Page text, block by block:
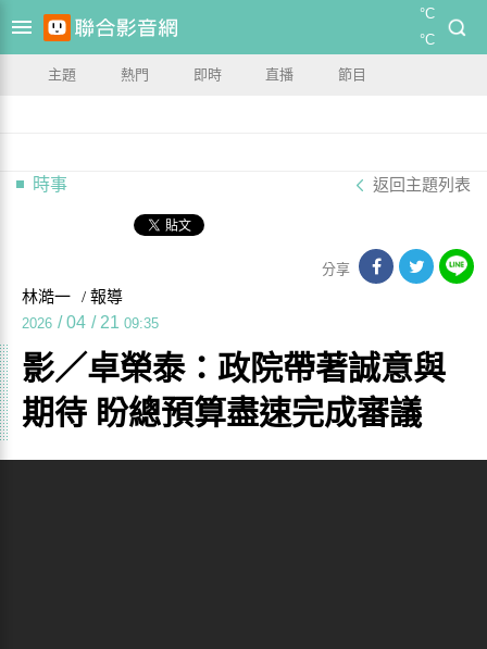
°C
°C
主題 熱門 即時 直播 節目
時事 返回主題列表
分享
林澔一 / 報導
2026 / 04 / 21 09:35
影／卓榮泰：政院帶著誠意與
期待 盼總預算盡速完成審議